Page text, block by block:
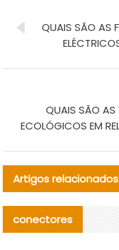
QUAIS SÃO AS
QUAIS SÃO
ECOLÓGICOS EM
Artigos relacionados
conectores